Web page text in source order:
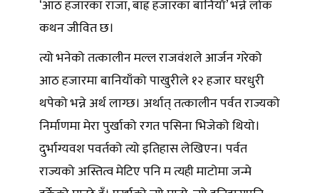
‘आठ हजारका राजा, बाह्र हजारका बानियाँ’ भन्ने लोक
कथन जीवित छ।
त्यो भनेको तत्कालीन मल्ल राजवंशले आर्जन गरेको
आठ हजारमा बानियाँको पाखुरीले १२ हजार घरधुरी
थपेको भन्ने अर्थ लाग्छ। अर्थात् तत्कालीन पर्वत राज्यको
निर्माणमा मेरा पुर्खाको रगत पसिना भिजेको थियो।
दुर्भाग्यवश पवर्तको त्यो इतिहास लेखिएन। पर्वत
राज्यको अस्तित्व मेटिए पनि म त्यही माटोमा जन्मे